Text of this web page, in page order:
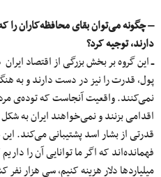
– چگونه می‌توان بقای محافظه‌کاران
دارند، توجیه کرد؟
ــ این گروه بر بخش بزرگی از اقتصاد
پول، قدرت را نیز در دست دارند و به
نمی‌کنند. واقعیت آنجاست که توده‌ی
اقدامی بزنند و نمی‌خواهند ایران به
قدرتی از بشار اسد پشتیبانی می‌کند.
فهمانده‌اند که اگر ما توانایی آن را
میلیاردها دلار هزینه کنیم، سی هزار